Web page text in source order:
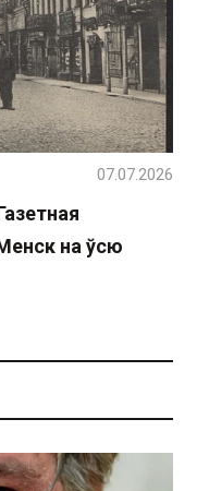
на ўсю
07.07.2026